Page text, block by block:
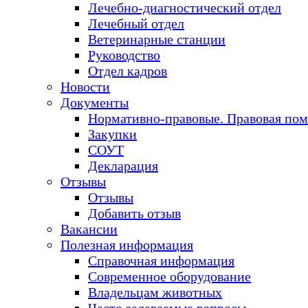
Лечебно-диагностический отдел
Лечебный отдел
Ветеринарные станции
Руководство
Отдел кадров
Новости
Документы
Нормативно-правовые. Правовая
Закупки
СОУТ
Декларация
Отзывы
Отзывы
Добавить отзыв
Вакансии
Полезная информация
Справочная информация
Современное оборудование
Владельцам животных